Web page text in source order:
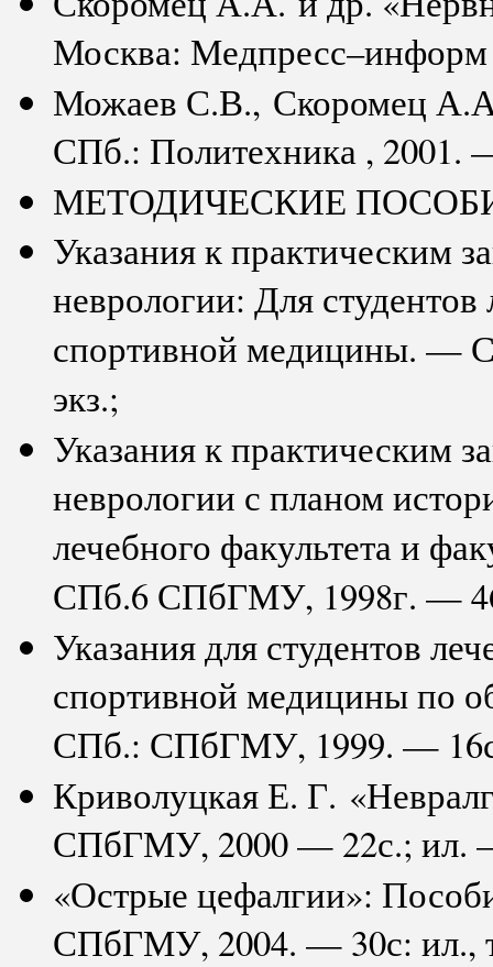
Москва: Медпресс–информ
Можаев С.В., Скоромец
СПб.: Политехника , 2001.
МЕТОДИЧЕСКИЕ
Указания к практическим
неврологии: Для студентов
спортивной медицины.
экз.;
Указания к практическим
неврологии с планом
лечебного факультета и
СПб.6 СПбГМУ, 1998г. —
Указания для студентов
спортивной медицины по
СПб.: СПбГМУ, 1999. —
Криволуцкая Е. Г.
СПбГМУ, 2000 — 22с.; ил.
«Острые цефалгии»:
СПбГМУ, 2004. — 30с: ил.,